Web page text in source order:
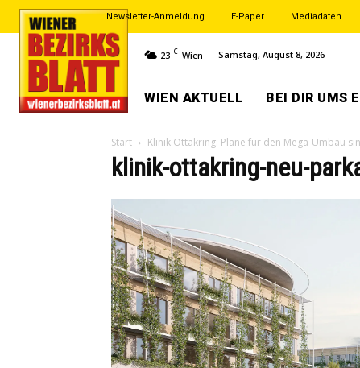
Newsletter-Anmeldung E-Paper Mediadaten
23 C Wien Samstag, August 8, 2026
WIEN AKTUELL BEI DIR UMS
Start Klinik Ottakring: Pläne für den Mega-Umbau
klinik-ottakring-neu-